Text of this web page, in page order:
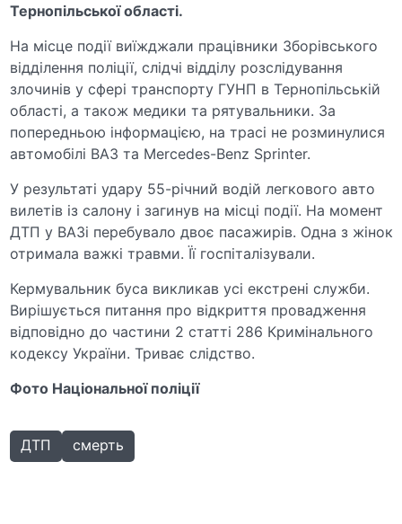
Тернопільської області.
На місце події виїжджали працівники Зборівського
відділення поліції, слідчі відділу розслідування
злочинів у сфері транспорту ГУНП в Тернопільській
області, а також медики та рятувальники. За
попередньою інформацією, на трасі не розминулися
автомобілі ВАЗ та Mercedes-Benz Sprinter.
У результаті удару 55-річний водій легкового авто
вилетів із салону і загинув на місці події. На момент
ДТП у ВАЗі перебувало двоє пасажирів. Одна з жінок
отримала важкі травми. Її госпіталізували.
Кермувальник буса викликав усі екстрені служби.
Вирішується питання про відкриття провадження
відповідно до частини 2 статті 286 Кримінального
кодексу України. Триває слідство.
Фото Національної поліції
ДТП смерть